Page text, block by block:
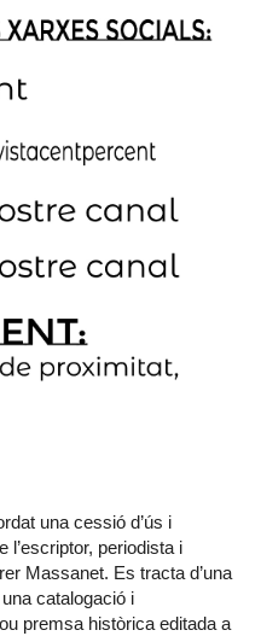
una cessió d’ús i
l’escriptor, periodista i
Massanet. Es tracta d’una
catalogació i
premsa històrica editada a